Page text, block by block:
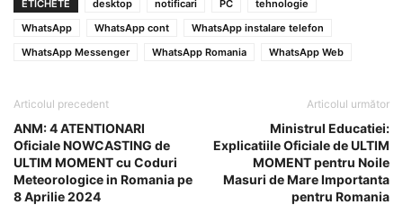
ETICHETE desktop notificari PC
tehnologie
WhatsApp
WhatsApp cont
WhatsApp instalare telefon
WhatsApp Messenger
WhatsApp Romania WhatsApp Web
Articolul precedent
ANM: 4 ATENTIONARI
Oficiale NOWCASTING de
ULTIM MOMENT cu Coduri
Meteorologice in Romania pe
8 Aprilie 2024
Articolul următor
Ministrul Educatiei:
Explicatiile Oficiale de ULTIM
MOMENT pentru Noile
Masuri de Mare Importanta
pentru Romania